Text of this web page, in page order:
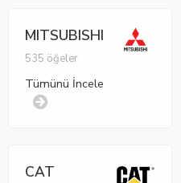
MITSUBISHI
535 öğeler
Tümünü İncele
CAT